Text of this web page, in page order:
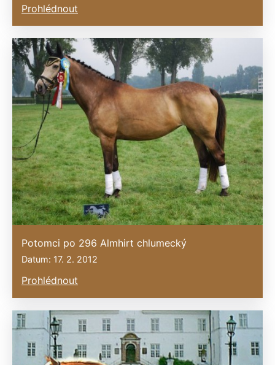
Prohlédnout
Potomci po 296 Almhirt chlumecký
Datum: 17. 2. 2012
Prohlédnout